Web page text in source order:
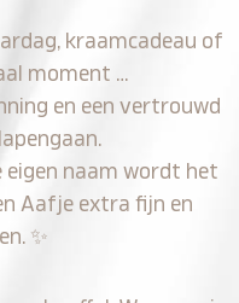
kraamcadeau of
moment …
en een vertrouwd
naam wordt het
Aafje extra fijn en
✨